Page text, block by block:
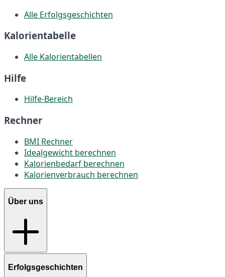
Alle Erfolgsgeschichten
Kalorientabelle
Alle Kalorientabellen
Hilfe
Hilfe-Bereich
Rechner
BMI Rechner
Idealgewicht berechnen
Kalorienbedarf berechnen
Kalorienverbrauch berechnen
Über uns
Erfolgsgeschichten